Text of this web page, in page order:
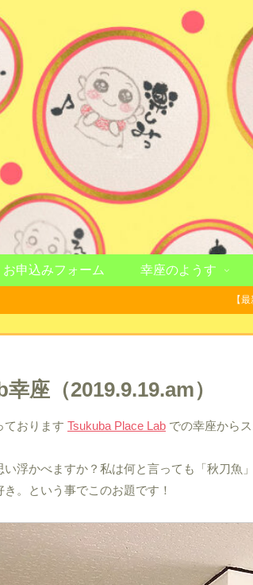
お申込みフォーム 幸座のようす
【
座（2019.9.19.am）
ております Tsukuba Place Lab での幸座から
浮かべますか？私は何と言っても「秋刀魚
。という事でこのお題です！